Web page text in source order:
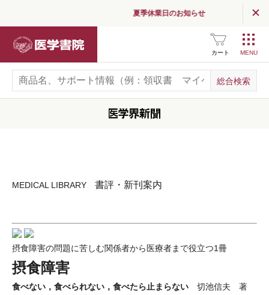
夏季休業日のお知らせ
カート
MEDICAL LIBRARY 書評・新刊案内
摂食障害の問題に苦しむ関係者から医療者まで役立つ1冊
摂食障害
食べない，食べられない，食べたら止まらない 切池信夫 著